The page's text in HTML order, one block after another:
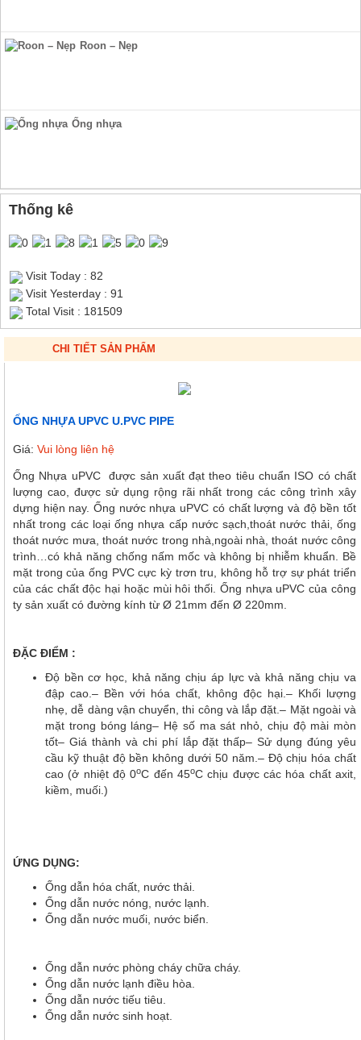
Roon – Nẹp
Ống nhựa
Thống kê
Visit Today : 82
Visit Yesterday : 91
Total Visit : 181509
CHI TIẾT SẢN PHẨM
ỐNG NHỰA UPVC U.PVC PIPE
Giá: Vui lòng liên hệ
Ống Nhựa uPVC được sản xuất đạt theo tiêu chuẩn ISO có chất
lượng cao, được sử dụng rộng rãi nhất trong các công trình xây
dựng hiện nay. Ống nước nhựa uPVC có chất lượng và độ bền tốt
nhất trong các loại ống nhựa cấp nước sạch,thoát nước thải, ống
thoát nước mưa, thoát nước trong nhà,ngoài nhà, thoát nước công
trình…có khả năng chống nấm mốc và không bị nhiễm khuẩn. Bề
mặt trong của ống PVC cực kỳ trơn tru, không hỗ trợ sự phát triển
của các chất độc hại hoặc mùi hôi thối. Ống nhựa uPVC của công
ty sản xuất có đường kính từ Ø 21mm đến Ø 220mm.
ĐẶC ĐIỂM :
Độ bền cơ học, khả năng chịu áp lực và khả năng chịu va
đập cao.– Bền với hóa chất, không độc hại.– Khối lượng
nhẹ, dễ dàng vận chuyển, thi công và lắp đặt.– Mặt ngoài và
mặt trong bóng láng– Hệ số ma sát nhỏ, chịu độ mài mòn
tốt– Giá thành và chi phí lắp đặt thấp– Sử dụng đúng yêu
cầu kỹ thuật độ bền không dưới 50 năm.– Độ chịu hóa chất
cao (ở nhiệt độ 0oC đến 45oC chịu được các hóa chất axit,
kiềm, muối.)
ỨNG DỤNG:
Ống dẫn hóa chất, nước thải.
Ống dẫn nước nóng, nước lạnh.
Ống dẫn nước muối, nước biển.
Ống dẫn nước phòng cháy chữa cháy.
Ống dẫn nước lạnh điều hòa.
Ống dẫn nước tiếu tiêu.
Ống dẫn nước sinh hoạt.